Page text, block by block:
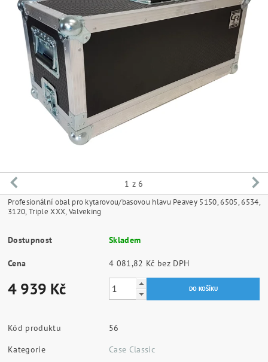
1 z 6
Profesionální obal pro kytarovou/basovou hlavu Peavey 5150, 6505, 6534,
3120, Triple XXX, Valveking
Dostupnost Skladem
Cena 4 081,82 Kč bez DPH
4 939 Kč
Kód produktu
56
Kategorie
Case Classic